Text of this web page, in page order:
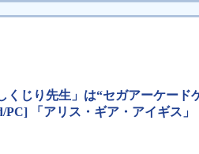
くじり先生」は“セガアーケー
PC] 「アリス・ギア・アイギス